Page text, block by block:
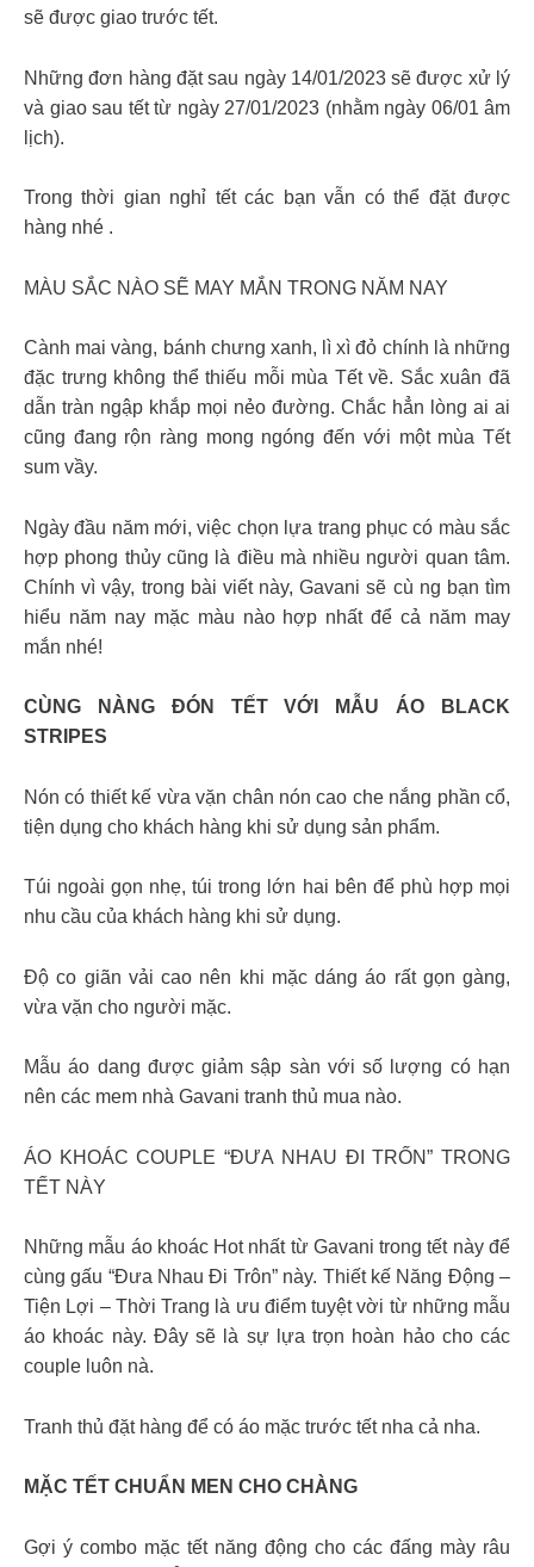
sẽ được giao trước tết.
Những đơn hàng đặt sau ngày 14/01/2023 sẽ được xử lý
và giao sau tết từ ngày 27/01/2023 (nhằm ngày 06/01 âm
lịch).
Trong thời gian nghỉ tết các bạn vẫn có thể đặt được
hàng nhé .
MÀU SẮC NÀO SẼ MAY MẮN TRONG NĂM NAY
Cành mai vàng, bánh chưng xanh, lì xì đỏ chính là những
đặc trưng không thể thiếu mỗi mùa Tết về. Sắc xuân đã
dẫn tràn ngập khắp mọi nẻo đường. Chắc hẳn lòng ai ai
cũng đang rộn ràng mong ngóng đến với một mùa Tết
sum vầy.
Ngày đầu năm mới, việc chọn lựa trang phục có màu sắc
hợp phong thủy cũng là điều mà nhiều người quan tâm.
Chính vì vậy, trong bài viết này, Gavani sẽ cù ng bạn tìm
hiểu năm nay mặc màu nào hợp nhất để cả năm may
mắn nhé!
CÙNG NÀNG ĐÓN TẾT VỚI MẪU ÁO BLACK
STRIPES
Nón có thiết kế vừa vặn chân nón cao che nắng phần cổ,
tiện dụng cho khách hàng khi sử dụng sản phẩm.
Túi ngoài gọn nhẹ, túi trong lớn hai bên để phù hợp mọi
nhu cầu của khách hàng khi sử dụng.
Độ co giãn vải cao nên khi mặc dáng áo rất gọn gàng,
vừa vặn cho người mặc.
Mẫu áo dang được giảm sập sàn với số lượng có hạn
nên các mem nhà Gavani tranh thủ mua nào.
ÁO KHOÁC COUPLE “ĐƯA NHAU ĐI TRỐN” TRONG
TẾT NÀY
Những mẫu áo khoác Hot nhất từ Gavani trong tết này để
cùng gấu “Đưa Nhau Đi Trôn” này. Thiết kế Năng Động –
Tiện Lợi – Thời Trang là ưu điểm tuyệt vời từ những mẫu
áo khoác này. Đây sẽ là sự lựa trọn hoàn hảo cho các
couple luôn nà.
Tranh thủ đặt hàng để có áo mặc trước tết nha cả nha.
MẶC TẾT CHUẨN MEN CHO CHÀNG
Gợi ý combo mặc tết năng động cho các đấng mày râu